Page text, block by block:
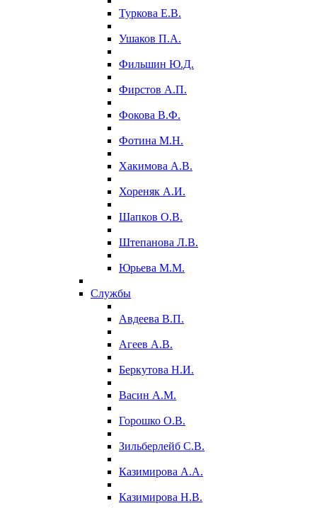
Туркова Е.В.
Ушаков П.А.
Фильшин Ю.Д.
Фирстов А.П.
Фокова В.Ф.
Фотина М.Н.
Хакимова А.В.
Хореняк А.И.
Шапков О.В.
Штепанова Л.В.
Юрьева М.М.
Службы
Авдеева В.П.
Агеев А.В.
Беркутова Н.И.
Васин А.М.
Горошко О.В.
Зильберлейб С.В.
Казимирова А.А.
Казимирова Н.В.